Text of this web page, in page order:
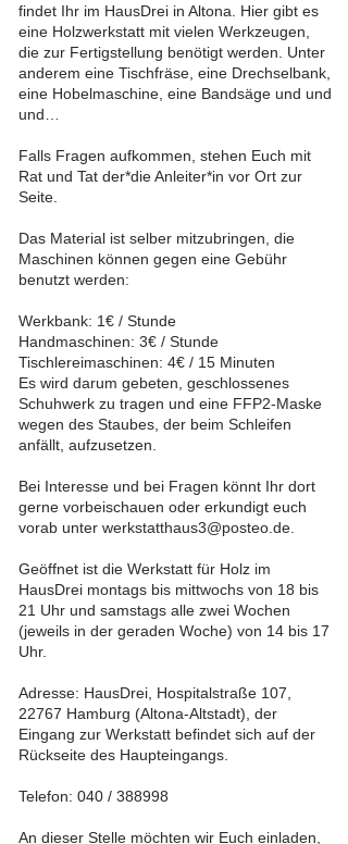
findet Ihr im HausDrei in Altona. Hier gibt es
eine Holzwerkstatt mit vielen Werkzeugen,
die zur Fertigstellung benötigt werden. Unter
anderem eine Tischfräse, eine Drechselbank,
eine Hobelmaschine, eine Bandsäge und und
und…
Falls Fragen aufkommen, stehen Euch mit
Rat und Tat der*die Anleiter*in vor Ort zur
Seite.
Das Material ist selber mitzubringen, die
Maschinen können gegen eine Gebühr
benutzt werden:
Werkbank: 1€ / Stunde
Handmaschinen: 3€ / Stunde
Tischlereimaschinen: 4€ / 15 Minuten
Es wird darum gebeten, geschlossenes
Schuhwerk zu tragen und eine FFP2-Maske
wegen des Staubes, der beim Schleifen
anfällt, aufzusetzen.
Bei Interesse und bei Fragen könnt Ihr dort
gerne vorbeischauen oder erkundigt euch
vorab unter werkstatthaus3@posteo.de
Geöffnet ist die Werkstatt für Holz im
HausDrei montags bis mittwochs von 18 bis
21 Uhr und samstags alle zwei Wochen
(jeweils in der geraden Woche) von 14 bis 17
Uhr.
Adresse: HausDrei, Hospitalstraße 107,
22767 Hamburg (Altona-Altstadt), der
Eingang zur Werkstatt befindet sich auf der
Rückseite des Haupteingangs.
Telefon: 040 / 388998
An dieser Stelle möchten wir Euch einladen,